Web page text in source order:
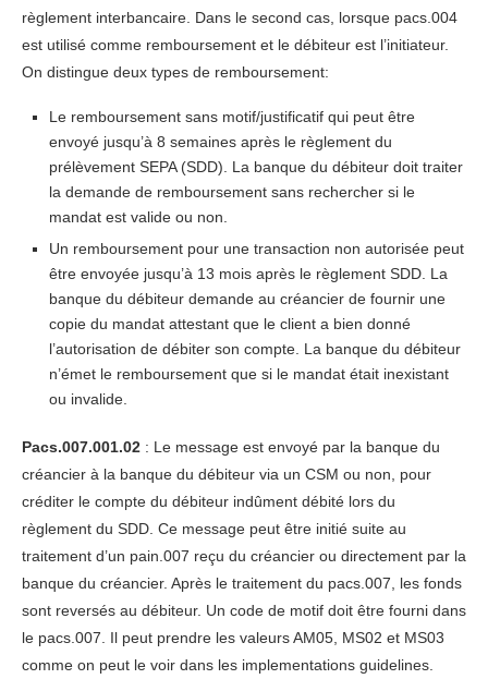
règlement interbancaire. Dans le second cas, lorsque pacs.004
est utilisé comme remboursement et le débiteur est l’initiateur.
On distingue deux types de remboursement:
Le remboursement sans motif/justificatif qui peut être
envoyé jusqu’à 8 semaines après le règlement du
prélèvement SEPA (SDD). La banque du débiteur doit traiter
la demande de remboursement sans rechercher si le
mandat est valide ou non.
Un remboursement pour une transaction non autorisée peut
être envoyée jusqu’à 13 mois après le règlement SDD. La
banque du débiteur demande au créancier de fournir une
copie du mandat attestant que le client a bien donné
l’autorisation de débiter son compte. La banque du débiteur
n’émet le remboursement que si le mandat était inexistant
ou invalide.
Pacs.007.001.02 : Le message est envoyé par la banque du
créancier à la banque du débiteur via un CSM ou non, pour
créditer le compte du débiteur indûment débité lors du
règlement du SDD. Ce message peut être initié suite au
traitement d’un pain.007 reçu du créancier ou directement par la
banque du créancier. Après le traitement du pacs.007, les fonds
sont reversés au débiteur. Un code de motif doit être fourni dans
le pacs.007. Il peut prendre les valeurs AM05, MS02 et MS03
comme on peut le voir dans les implementations guidelines.